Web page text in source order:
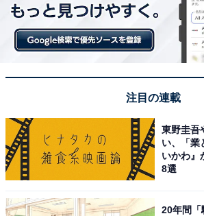
注目の連載
東野圭吾
い、「業
いかわ』
8選
20年間「